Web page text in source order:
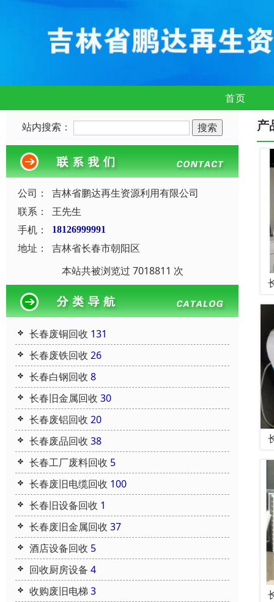
首页
站内搜索：
公司：
吉林省鹏达再生资源利用有限公司
联系：
王先生
手机：
18126999991
地址：
吉林省长春市朝阳区
本站共被浏览过 7018811 次
长春废铜回收 131
长春废铁回收 26
长春白钢回收 8
长春旧金属回收 30
长春废铝回收 20
长春废品回收 38
长春工厂废料回收 5
长春废旧电缆回收 100
长春旧设备回收 1
长春废旧金属回收 37
酒店设备回收 5
回收厨房设备 4
收购废旧电梯 3
产